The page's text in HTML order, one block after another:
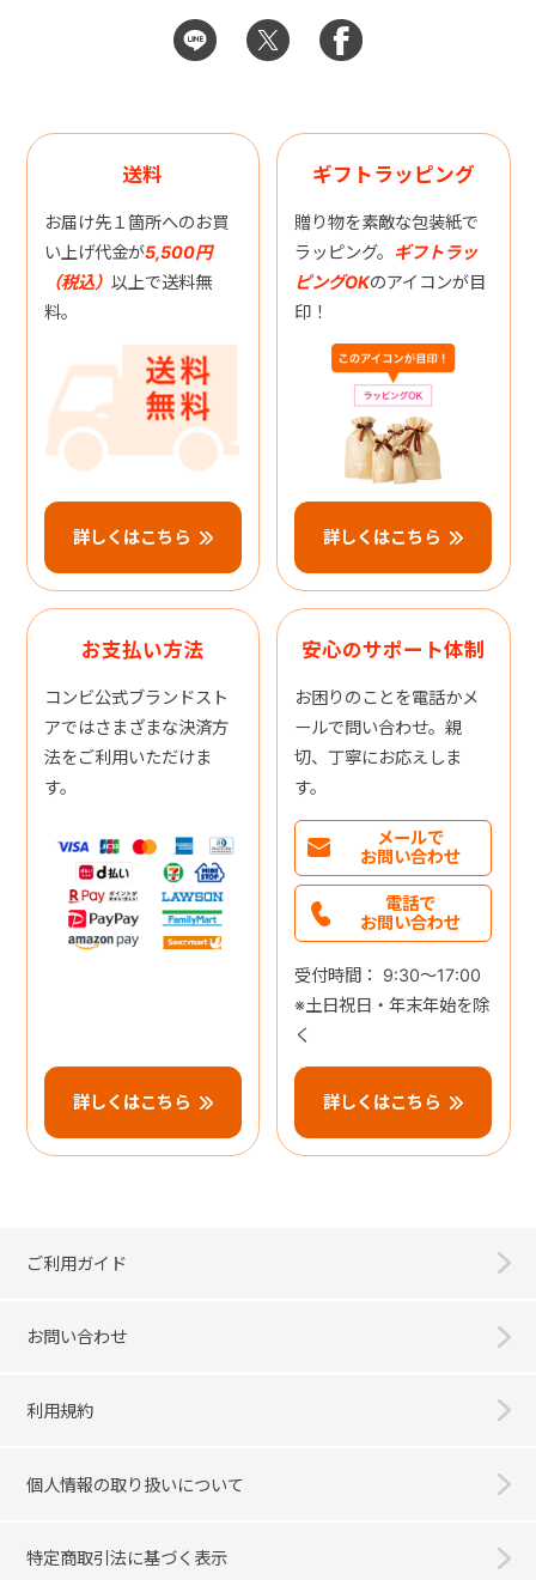
送料
お届け先１箇所へのお買
い上げ代金が5,500円
（税込） 以上で送料無
料。
詳しくはこちら
ギフトラッピング
贈り物を素敵な包装紙で
ラッピング。 ギフトラッ
ピングOKのアイコンが目
印！
詳しくはこちら
お支払い方法
コンビ公式ブランドスト
アではさまざまな決済方
法をご利用いただけま
す。
詳しくはこちら
安心のサポート体制
お困りのことを電話かメ
ールで問い合わせ。親
切、丁寧にお応えしま
す。
メールで
お問い合わせ
電話で
お問い合わせ
受付時間： 9:30～17:00
※土日祝日・年末年始を除
く
詳しくはこちら
ご利用ガイド
お問い合わせ
利用規約
個人情報の取り扱いについて
特定商取引法に基づく表示